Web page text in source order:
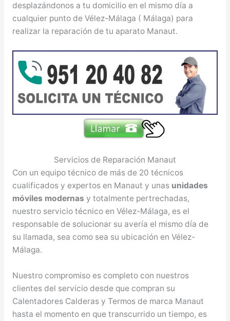
desplazándonos a tu domicilio en el mismo día a
cualquier punto de Vélez-Málaga ( Málaga) para
realizar la reparación de tu aparato Manaut.
Servicios de Reparación Manaut
Con un equipo técnico de más de 20 técnicos
cualificados y expertos en Manaut y unas unidades
móviles modernas y totalmente pertrechadas,
nuestro servicio técnico en Vélez-Málaga, es el
responsable de solucionar su avería el mismo día de
su llamada, sea como sea su ubicación en Vélez-
Málaga.
Nuestro compromiso es completo con nuestros
clientes del servicio desde que compran su
Calentadores Calderas y Termos de marca Manaut
hasta el momento en que transcurrido un tiempo, es